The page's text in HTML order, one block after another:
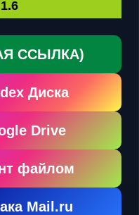
ССЫЛКА)
Диска
Drive
файлом
Mail.ru